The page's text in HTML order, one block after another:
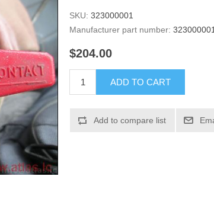
SKU: 323000001
Manufacturer part number:
$204.00